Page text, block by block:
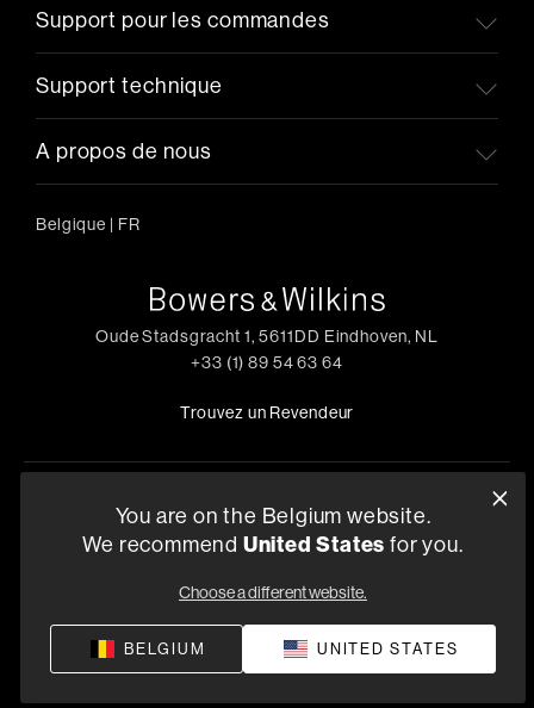
Support pour les commandes
Support technique
A propos de nous
Belgique | FR
Oude Stadsgracht 1, 5611DD Eindhoven, NL
+33 (1) 89 54 63 64
Trouvez un Revendeur
Politique de confidentialité Conditions de vente Compliance
Termes et Conditions de Fourniture
Harman International Industries, Incorporated. All
You are on the Belgium website.
We recommend United States for you.
Choose a different website.
BELGIUM UNITED STATES